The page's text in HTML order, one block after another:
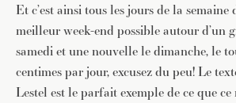
Et c’est ainsi tous les jours de la semaine
meilleur week-end possible autour d’un
samedi et une nouvelle le dimanche, le
centimes par jour, excusez du peu! Le
Lestel est le parfait exemple de ce que